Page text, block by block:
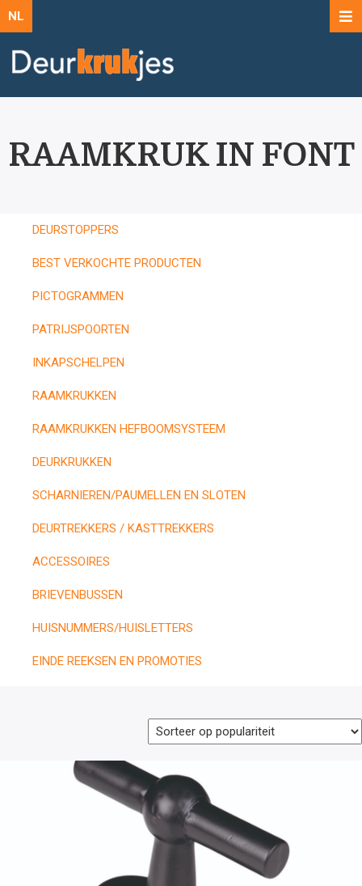
NL
RAAMKRUK IN FONT
DEURSTOPPERS
BEST VERKOCHTE PRODUCTEN
PICTOGRAMMEN
PATRIJSPOORTEN
INKAPSCHELPEN
RAAMKRUKKEN
RAAMKRUKKEN HEFBOOMSYSTEEM
DEURKRUKKEN
SCHARNIEREN/PAUMELLEN EN SLOTEN
DEURTREKKERS / KASTTREKKERS
ACCESSOIRES
BRIEVENBUSSEN
HUISNUMMERS/HUISLETTERS
EINDE REEKSEN EN PROMOTIES